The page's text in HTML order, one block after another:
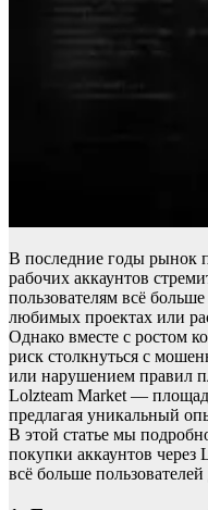
В последние годы рынок
рабочих аккаунтов
пользователям всё
любимых проектах или
Однако вместе с ростом
риск столкнуться с
или нарушением правил
Lolzteam Market —
предлагая уникальный
В этой статье мы
покупки аккаунтов
всё больше